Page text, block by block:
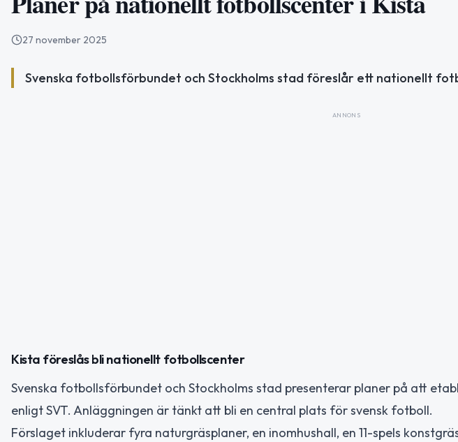
27 november 2025
Svenska fotbollsförbundet och Stockholms stad föreslår ett nationellt
ANNONS
Kista föreslås bli nationellt fotbollscenter
Svenska fotbollsförbundet och Stockholms stad presenterar planer på att
enligt SVT. Anläggningen är tänkt att bli en central plats för svensk fotboll.
Förslaget inkluderar fyra naturgräsplaner, en inomhushall, en 11-spels